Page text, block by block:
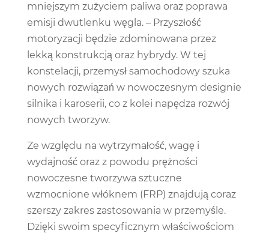
mniejszym zużyciem paliwa oraz poprawa
emisji dwutlenku węgla. – Przyszłość
motoryzacji będzie zdominowana przez
lekką konstrukcją oraz hybrydy. W tej
konstelacji, przemysł samochodowy szuka
nowych rozwiązań w nowoczesnym designie
silnika i karoserii, co z kolei napędza rozwój
nowych tworzyw.
Ze względu na wytrzymałość, wagę i
wydajność oraz z powodu prężności
nowoczesne tworzywa sztuczne
wzmocnione włóknem (FRP) znajdują coraz
szerszy zakres zastosowania w przemyśle.
Dzięki swoim specyficznym właściwościom